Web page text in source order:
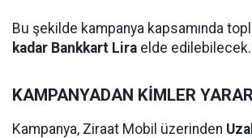
Bu şekilde kampanya kapsamında
kadar Bankkart Lira elde edilebilecek.
KAMPANYADAN KİMLER
Kampanya, Ziraat Mobil üzerinden